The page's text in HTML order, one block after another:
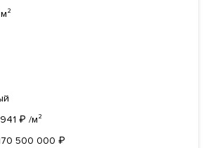
₽ /м²
500 000 ₽